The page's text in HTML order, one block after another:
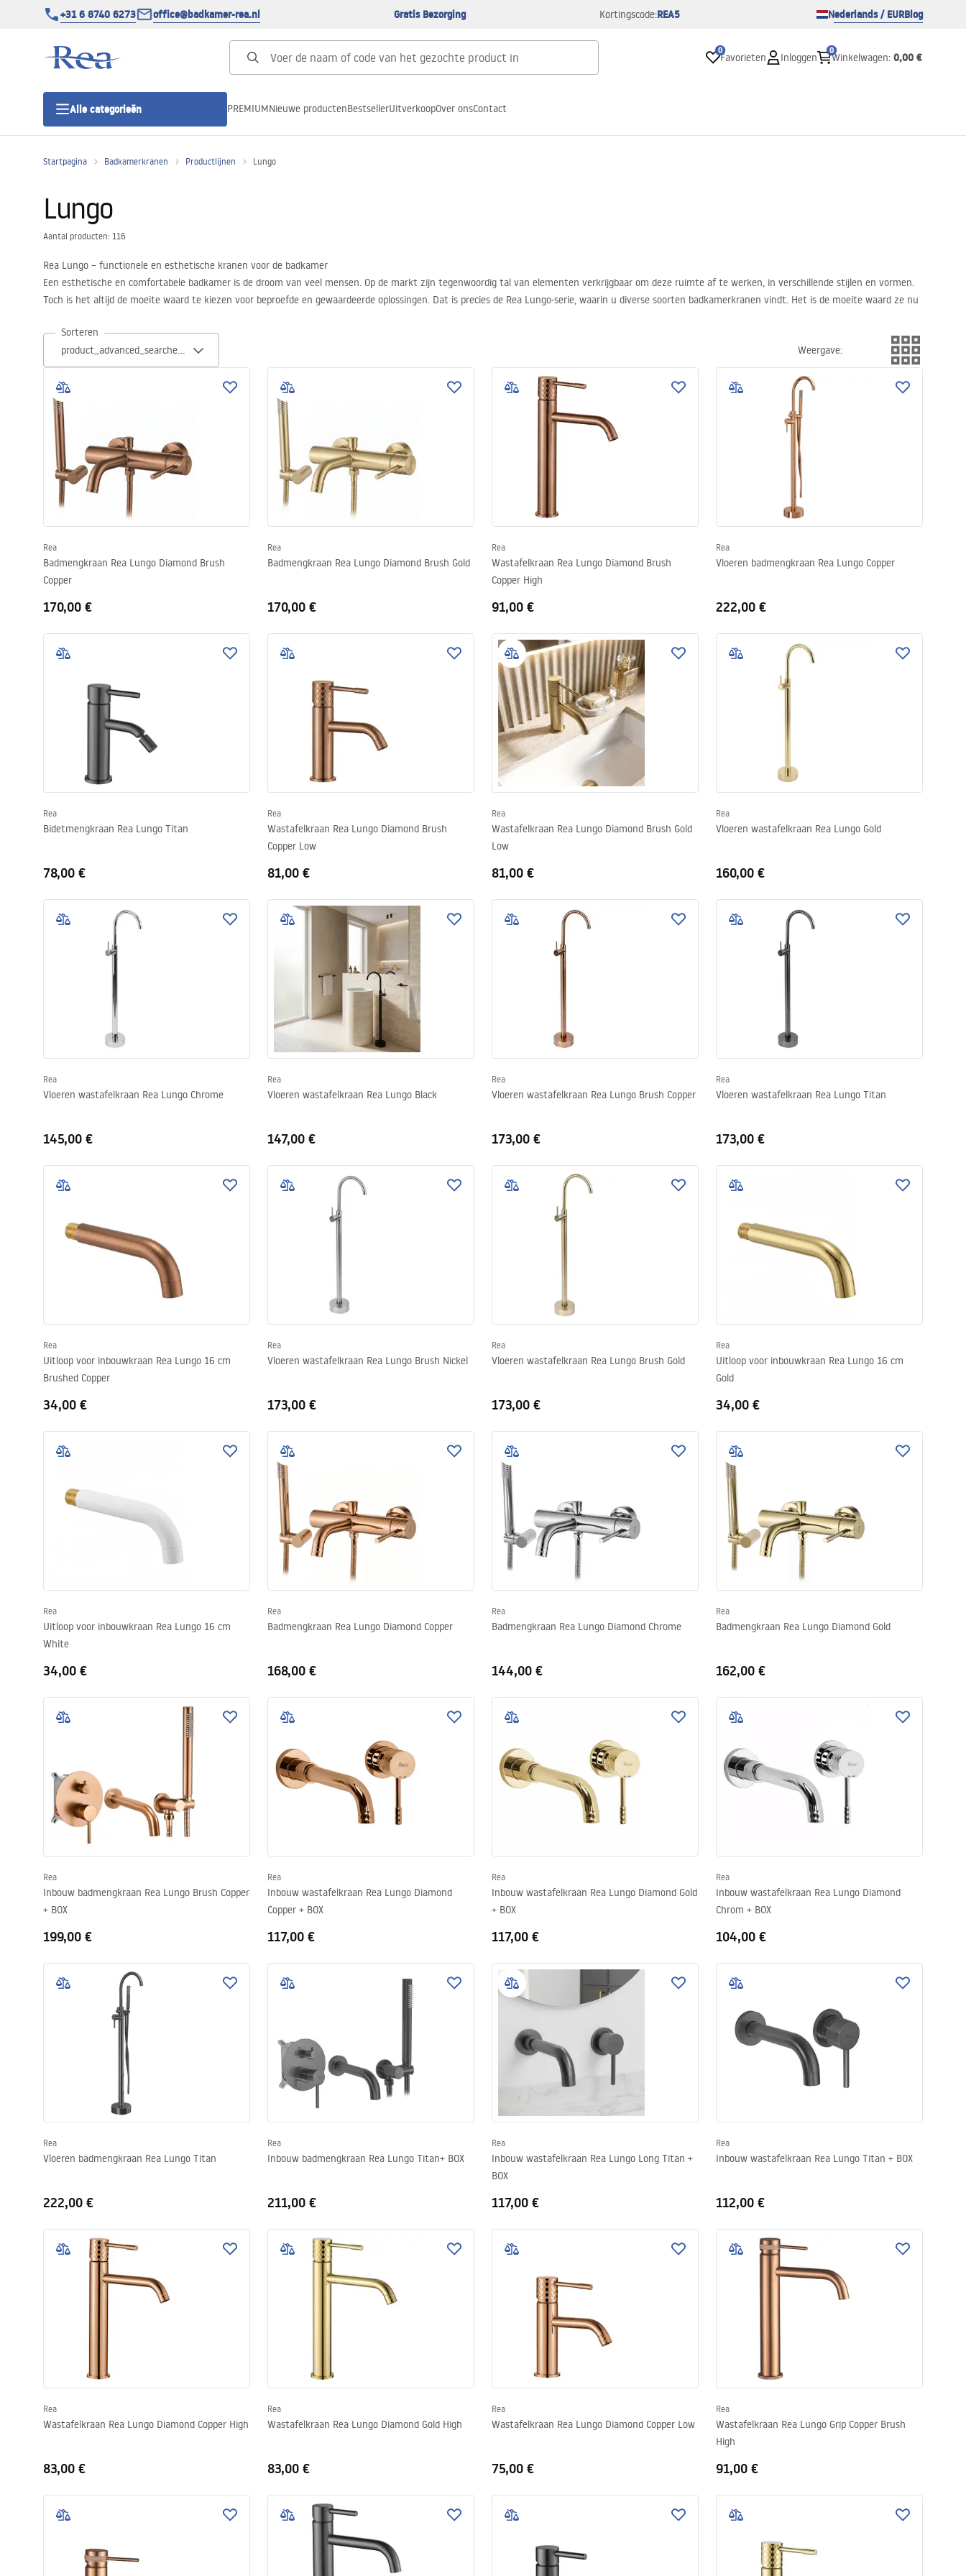
+31 6 8740 6273 office@badkamer-rea.nl Gratis Bezorging Kortingscode:REA5 Nederlands / EURBlog
0
Favorieten Inloggen
0
Winkelwagen: 0,00 €
Alle categorieën
Douchedeur
Lineaire Douchegoten
Toiletten
Kranen
PREMIUMNieuwe productenBestsellerUitverkoopOver onsContact
Startpagina Badkamerkranen Productlijnen Lungo
Lungo
Aantal producten: 116
Rea Lungo – functionele en esthetische kranen voor de badkamer
Een esthetische en comfortabele badkamer is de droom van veel mensen. Op de markt zijn tegenwoordig tal van elementen verkrijgbaar om deze ruimte af te werken, in verschillende stijlen en vormen.
Toch is het altijd de moeite waard te kiezen voor beproefde en gewaardeerde oplossingen. Dat is precies de Rea Lungo-serie, waarin u diverse soorten badkamerkranen vindt. Het is de moeite waard ze nu
Sorteren
Weergave:
Rea
Badmengkraan Rea Lungo Diamond Brush
Copper
170,00 €
Rea
Badmengkraan Rea Lungo Diamond Brush Gold
170,00 €
Rea
Wastafelkraan Rea Lungo Diamond Brush
Copper High
91,00 €
Rea
Vloeren badmengkraan Rea Lungo Copper
222,00 €
Rea
Bidetmengkraan Rea Lungo Titan
78,00 €
Rea
Wastafelkraan Rea Lungo Diamond Brush
Copper Low
81,00 €
Rea
Wastafelkraan Rea Lungo Diamond Brush Gold
Low
81,00 €
Rea
Vloeren wastafelkraan Rea Lungo Gold
160,00 €
Rea
Vloeren wastafelkraan Rea Lungo Chrome
145,00 €
Rea
Vloeren wastafelkraan Rea Lungo Black
147,00 €
Rea
Vloeren wastafelkraan Rea Lungo Brush Copper
173,00 €
Rea
Vloeren wastafelkraan Rea Lungo Titan
173,00 €
Rea
Uitloop voor inbouwkraan Rea Lungo 16 cm
Brushed Copper
34,00 €
Rea
Vloeren wastafelkraan Rea Lungo Brush Nickel
173,00 €
Rea
Vloeren wastafelkraan Rea Lungo Brush Gold
173,00 €
Rea
Uitloop voor inbouwkraan Rea Lungo 16 cm
Gold
34,00 €
Rea
Uitloop voor inbouwkraan Rea Lungo 16 cm
White
34,00 €
Rea
Badmengkraan Rea Lungo Diamond Copper
168,00 €
Rea
Badmengkraan Rea Lungo Diamond Chrome
144,00 €
Rea
Badmengkraan Rea Lungo Diamond Gold
162,00 €
Rea
Inbouw badmengkraan Rea Lungo Brush Copper
+ BOX
199,00 €
Rea
Inbouw wastafelkraan Rea Lungo Diamond
Copper + BOX
117,00 €
Rea
Inbouw wastafelkraan Rea Lungo Diamond Gold
+ BOX
117,00 €
Rea
Inbouw wastafelkraan Rea Lungo Diamond
Chrom + BOX
104,00 €
Rea
Vloeren badmengkraan Rea Lungo Titan
222,00 €
Rea
Inbouw badmengkraan Rea Lungo Titan+ BOX
211,00 €
Rea
Inbouw wastafelkraan Rea Lungo Long Titan +
BOX
117,00 €
Rea
Inbouw wastafelkraan Rea Lungo Titan + BOX
112,00 €
Rea
Wastafelkraan Rea Lungo Diamond Copper High
83,00 €
Rea
Wastafelkraan Rea Lungo Diamond Gold High
83,00 €
Rea
Wastafelkraan Rea Lungo Diamond Copper Low
75,00 €
Rea
Wastafelkraan Rea Lungo Grip Copper Brush
High
91,00 €